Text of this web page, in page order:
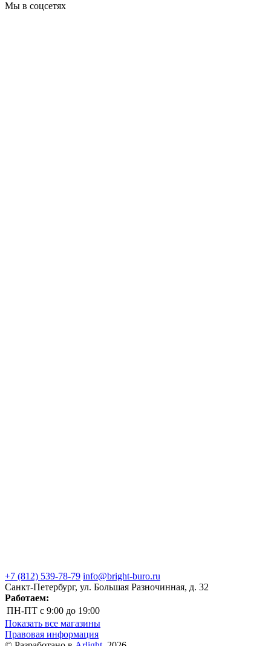
Мы в соцсетях
+7 (812) 539-78-79 info@bright-buro.ru
Санкт-Петербург, ул. Большая Разночинная, д. 32
Работаем:
ПН-ПТ с 9:00 до 19:00
Показать все магазины
Правовая информация